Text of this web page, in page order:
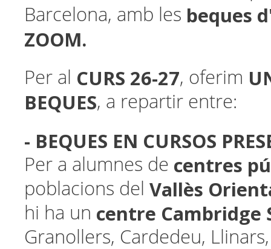
Barcelona, amb les beques
ZOOM.
Per al CURS 26-27, oferim
BEQUES, a repartir entre:
- BEQUES EN CURSOS
Per a alumnes de centres
poblacions del Vallès
hi ha un centre Cambridge
Granollers, Cardedeu,